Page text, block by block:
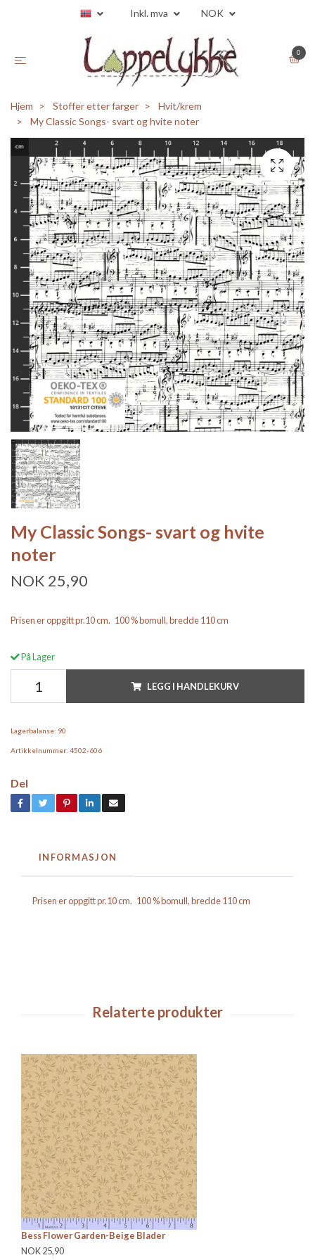
Inkl. mva NOK
0
Hjem Stoffer etter farger
Hvit/krem
My Classic Songs- svart og hvite noter
My Classic Songs- svart og hvite
noter
NOK 25,90
Prisen er oppgitt pr.10 cm. 100 % bomull, bredde 110 cm
På Lager
LEGG I HANDLEKURV
Lagerbalanse: 90
Artikkelnummer: 4502-606
Del
INFORMASJON
Prisen er oppgitt pr.10 cm. 100 % bomull, bredde 110 cm
Bess Flower Garden-Beige Blader
NOK 25,90